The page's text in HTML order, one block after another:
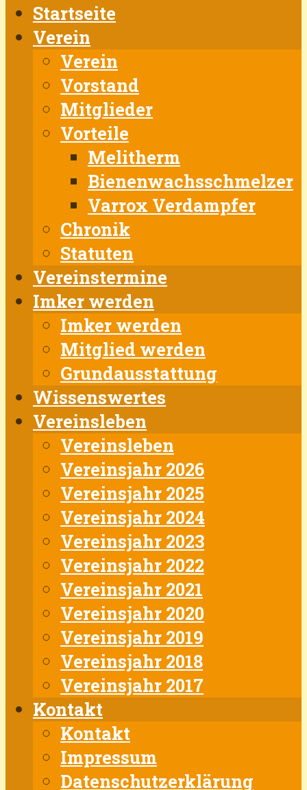
Startseite
Verein
Verein
Vorstand
Mitglieder
Vorteile
Melitherm
Bienenwachsschmelzer
Varrox Verdampfer
Chronik
Statuten
Vereinstermine
Imker werden
Imker werden
Mitglied werden
Grundausstattung
Wissenswertes
Vereinsleben
Vereinsleben
Vereinsjahr 2026
Vereinsjahr 2025
Vereinsjahr 2024
Vereinsjahr 2023
Vereinsjahr 2022
Vereinsjahr 2021
Vereinsjahr 2020
Vereinsjahr 2019
Vereinsjahr 2018
Vereinsjahr 2017
Kontakt
Kontakt
Impressum
Datenschutzerklärung